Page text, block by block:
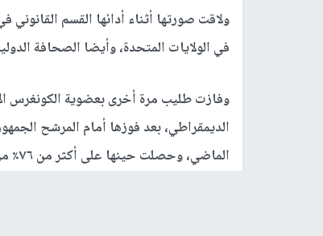
في الولايات المتحدة، وأيضا الصحافة
الماضي، وحصلت حينها على أكثر من ٧٦٪؜ من مجموع الأصوات.